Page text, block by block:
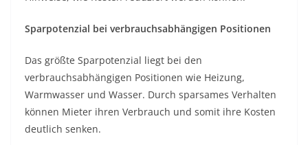
Sparpotenzial bei verbrauchsabhängigen Positionen
Das größte Sparpotenzial liegt bei den
verbrauchsabhängigen Positionen wie Heizung,
Warmwasser und Wasser. Durch sparsames Verhalten
können Mieter ihren Verbrauch und somit ihre Kosten
deutlich senken.